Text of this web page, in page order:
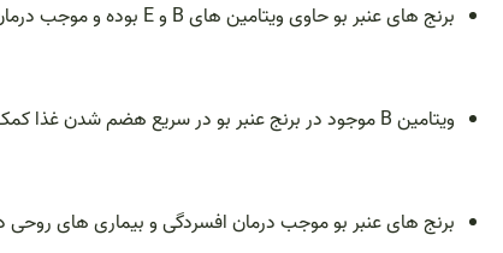
برنج های عنبر بو حاوی ویتامین های B و E بوده و موجب درمان سوء هاضمه می شود.
ویتامین B موجود در برنج عنبر بو در سریع هضم شدن غذا کمک می کند.
برنج های عنبر بو موجب درمان افسردگی و بیماری های روحی